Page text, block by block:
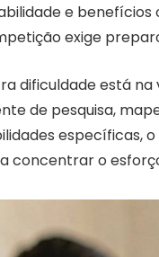
e benefícios
exige
dificuldade está
de pesquisa,
específicas,
concentrar o